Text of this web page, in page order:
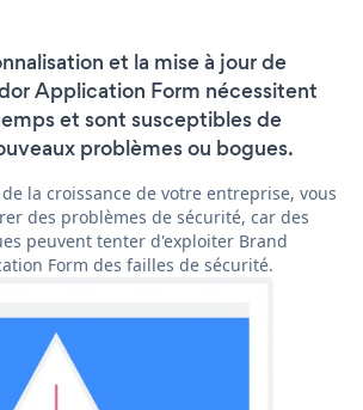
et la mise à jour de
Application Form nécessitent
et sont susceptibles de
problèmes ou bogues.
la croissance de votre entreprise, vous
des problèmes de sécurité, car des
peuvent tenter d'exploiter Brand
Form des failles de sécurité.